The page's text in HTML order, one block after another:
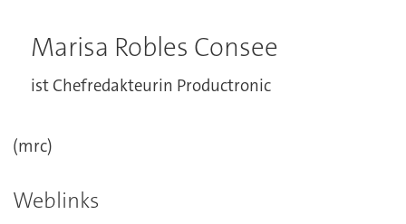
Marisa Robles Consee
ist Chefredakteurin Productronic
(mrc)
Weblinks